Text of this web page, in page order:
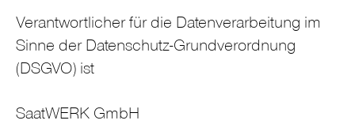
Verantwortlicher für die Datenverarbeitung im
Sinne der Datenschutz-Grundverordnung
(DSGVO) ist
SaatWERK GmbH